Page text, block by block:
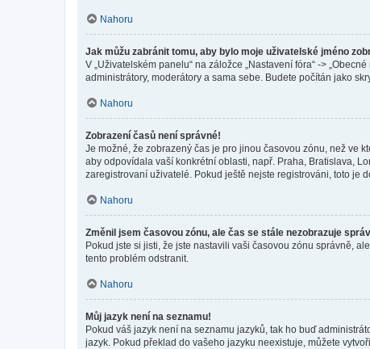
Nahoru
Jak můžu zabránit tomu, aby bylo moje uživatelské jméno
V „Uživatelském panelu“ na záložce „Nastavení fóra“ ->
administrátory, moderátory a sama sebe. Budete počítán jako
Nahoru
Zobrazení časů není správné!
Je možné, že zobrazený čas je pro jinou časovou zónu, než ve
aby odpovídala vaší konkrétní oblasti, např. Praha, Bratislava,
zaregistrovaní uživatelé. Pokud ještě nejste registrováni, toto je
Nahoru
Změnil jsem časovou zónu, ale čas se stále nezobrazuje
Pokud jste si jisti, že jste nastavili vaši časovou zónu správně,
tento problém odstranit.
Nahoru
Můj jazyk není na seznamu!
Pokud váš jazyk není na seznamu jazyků, tak ho buď
jazyk. Pokud překlad do vašeho jazyku neexistuje, můžete